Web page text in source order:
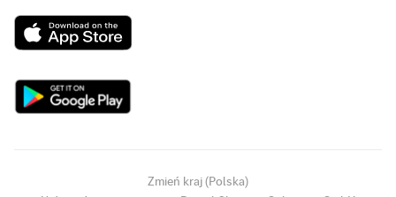
Zmień kraj (Polska)